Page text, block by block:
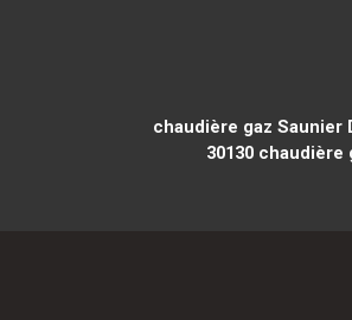
chaudière gaz Saunier
30130 chaudière